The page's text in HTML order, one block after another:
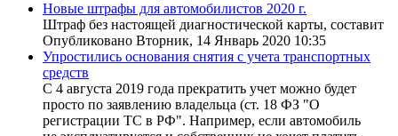
Новые штрафы для автомобилистов 2020 г.
Штраф без настоящей диагностической карты, составит
Опубликовано Вторник, 14 Январь 2020 10:35
Упростились основания снятия с учета транспортных
средств
С 4 августа 2019 года прекратить учет можно будет
просто по заявлению владельца (ст. 18 ФЗ "О
регистрации ТС в РФ". Например, если автомобиль